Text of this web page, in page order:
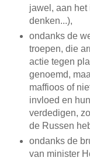
jawel, aan
denken...),
ondanks de
troepen, die
actie tegen
genoemd,
maffioos of
invloed en
verdedigen,
de Russen
ondanks de
van minister